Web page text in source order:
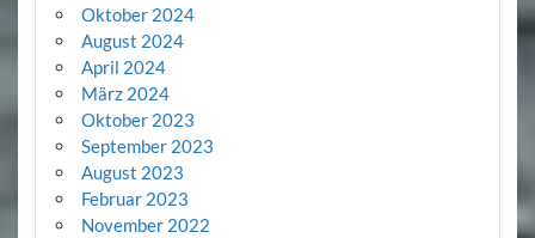
Oktober 2024
August 2024
April 2024
März 2024
Oktober 2023
September 2023
August 2023
Februar 2023
November 2022